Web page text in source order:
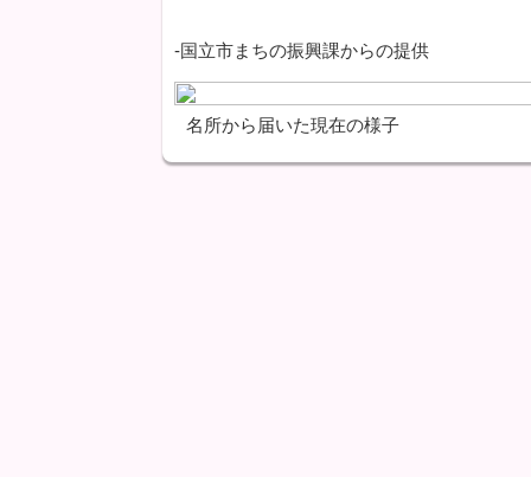
-国立市まちの振興課からの提供
名所から届いた現在の様子